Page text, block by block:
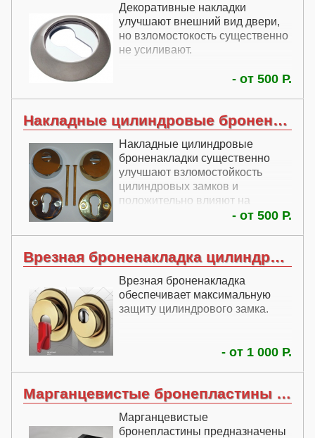
Декоративные накладки
улучшают внешний вид двери,
но взломостокость существенно
не усиливают.
- от 500 Р.
Накладные цилиндровые броненакладки
Накладные цилиндровые
броненакладки существенно
улучшают взломостойкость
цилиндровых замков и
положительно влияют на
- от 500 Р.
Врезная броненакладка цилиндрового замка
Врезная броненакладка
обеспечивает максимальную
защиту цилиндрового замка.
- от 1 000 Р.
Марганцевистые бронепластины для замков
Марганцевистые
бронепластины предназначены